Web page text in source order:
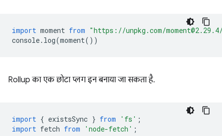
import moment from "https://unpkg.com/
console. log(moment())
Rollup का एक छोटा प्लग इन बनाया जा सकता है.
import { existsSync } from 'fs' ;
import fetch from 'node-fetch' ;